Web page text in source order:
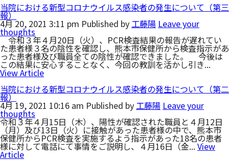
当院における新型コロナウイルス感染者の発生について（第三
報）
4月 20, 2021 3:11 pm Published by 工藤陽 Leave your
thoughts
令和３年４月20日（火）、PCR検査結果の報告が遅れてい
た患者様３名の陰性を確認し、熊本市保健所から検査指示があ
った患者様及び職員全ての陰性が確認できました。 今後は
この結果に安心することなく、今回の教訓を活かし引き...
View Article
当院における新型コロナウイルス感染者の発生について（第二
報）
4月 19, 2021 10:16 am Published by 工藤陽 Leave your
thoughts
令和３年４月15日（木）、陽性が確認された職員と４月12日
（月）及び13日（火）に接触があった患者様の中で、熊本市
保健所からPCR検査を実施するよう指示があった18名の患者
様に対して電話にて事情をご説明し、４月16日（金...View
Article